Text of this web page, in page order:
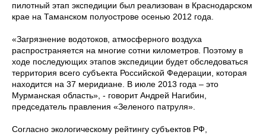
пилотный этап экспедиции был реализован в Краснодарском
крае на Таманском полуострове осенью 2012 года.
«Загрязнение водотоков, атмосферного воздуха
распространяется на многие сотни километров. Поэтому в
ходе последующих этапов экспедиции будет обследоваться
территория всего субъекта Российской Федерации, которая
находится на 37 меридиане. В июле 2013 года – это
Мурманская область», - говорит Андрей Нагибин,
председатель правления «Зеленого патруля».
Согласно экологическому рейтингу субъектов РФ,